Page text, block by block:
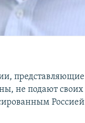
не подают